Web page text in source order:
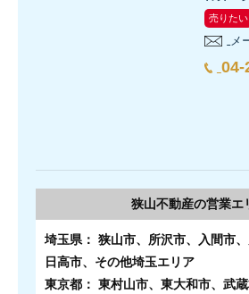
売りたい
メ
04-
狭山不動産の営業エ
埼玉県： 狭山市、所沢市、入間市、
日高市、その他埼玉エリア
東京都： 東村山市、東大和市、武蔵